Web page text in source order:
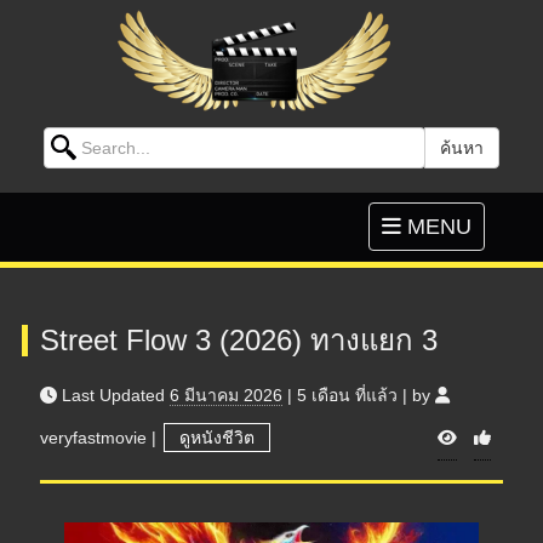
Search for: ค้นหา
Toggle
navigation
MENU
Street Flow 3 (2026) ทางแยก 3
Last Updated 6 มีนาคม 2026 | 5 เดือน ที่แล้ว | by
veryfastmovie | ดูหนังชีวิต V
i
e